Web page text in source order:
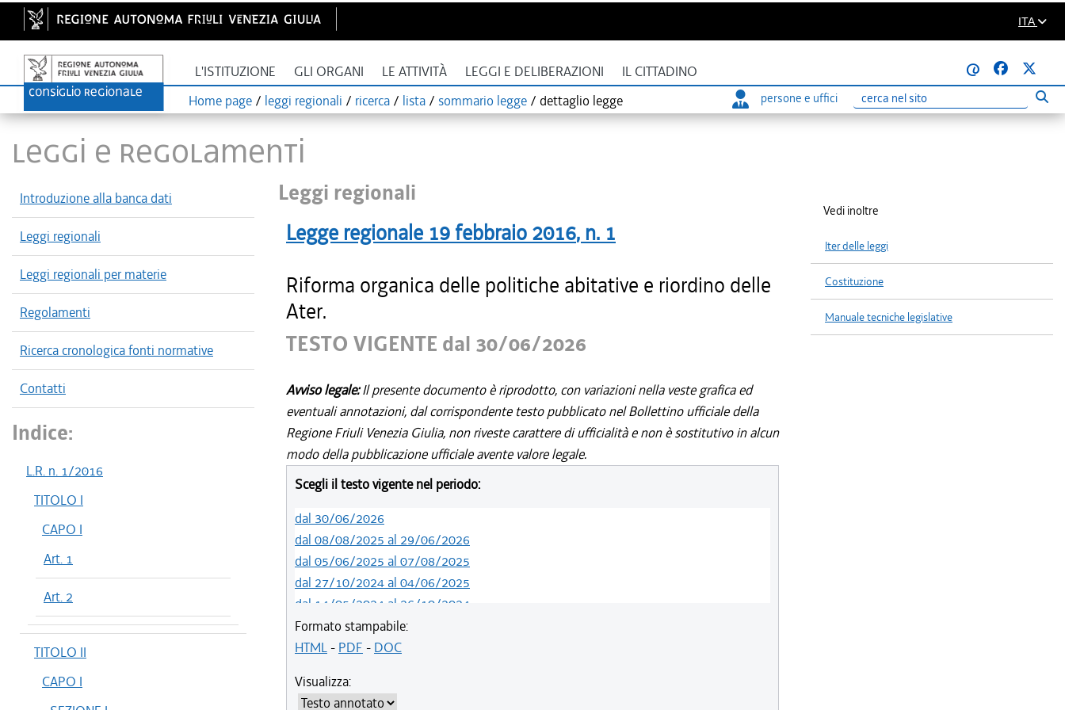
ITA
L'ISTITUZIONE GLI ORGANI LE ATTIVITÀ LEGGI E DELIBERAZIONI IL CITTADINO
@
Home page / leggi regionali / ricerca / lista / sommario legge / dettaglio legge persone e uffici
Ricerca
LEGGI E REGOLAMENTI
Introduzione alla banca dati
Leggi regionali
Leggi regionali per materie
Regolamenti
Ricerca cronologica fonti normative
Contatti
Indice:
L.R. n. 1/2016
TITOLO I
CAPO I
Art. 1
Art. 2
TITOLO II
CAPO I
Leggi regionali
Legge regionale 19 febbraio 2016, n. 1
Riforma organica delle politiche abitative e riordino delle
Ater.
TESTO VIGENTE dal 30/06/2026
Avviso legale:Il presente documento è riprodotto, con variazioni nella veste grafica ed
eventuali annotazioni, dal corrispondente testo pubblicato nel Bollettino ufficiale della
Regione Friuli Venezia Giulia, non riveste carattere di ufficialità e non è sostitutivo in alcun
modo della pubblicazione ufficiale avente valore legale.
Scegli il testo vigente nel periodo:
dal 30/06/2026
dal 08/08/2025 al 29/06/2026
dal 05/06/2025 al 07/08/2025
dal 27/10/2024 al 04/06/2025
dal 14/05/2024 al 26/10/2024
dal 09/04/2024 al 13/05/2024
dal 15/02/2024 al 08/04/2024
dal 01/01/2021 al 31/12/2023
Formato stampabile:
HTML- PDF - DOC
Visualizza:
Vedi inoltre
Iter delle leggi
Costituzione
Manuale tecniche legislative